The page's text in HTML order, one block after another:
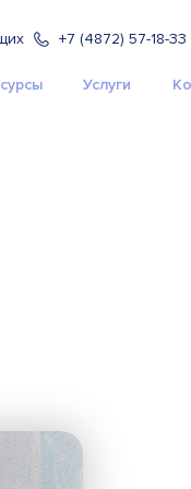
+7 (4872) 57-18-33
Услуги